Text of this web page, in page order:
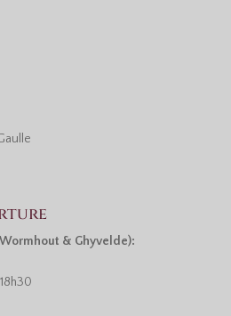
& Ghyvelde):